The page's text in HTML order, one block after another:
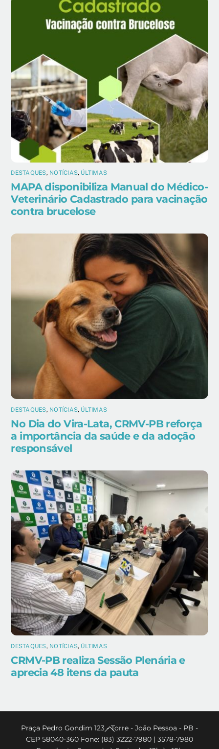
DESTAQUES, NOTÍCIAS, ÚLTIMAS
MAPA disponibiliza Manual do Médico-
Veterinário Cadastrado para vacinação
contra brucelose
DESTAQUES, NOTÍCIAS, ÚLTIMAS
No Dia do Vira-Lata, CRMV-PB reforça
a importância da saúde e da adoção
responsável
DESTAQUES, NOTÍCIAS, ÚLTIMAS
CRMV-PB realiza Sessão Plenária e
aprecia 48 itens da pauta
Back
To
Praça Pedro Gondim 123 - Torre - João Pessoa - PB -
CEP 58040-360 Fone: (83) 3222-7980 | 3578-7980